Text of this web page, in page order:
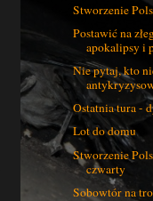
Stworzenie
Postawić na
apokalipsy i
Nie pytaj, kto
Ostatnia tura -
Lot do domu
Stworzenie
czwarty
Sobowtór na